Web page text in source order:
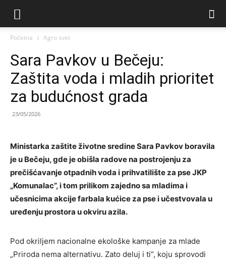
Početna Agro svet
Sara Pavkov u Bečeju:
Zaštita voda i mladih prioritet
za budućnost grada
23/05/2026
Ministarka zaštite životne sredine Sara Pavkov boravila
je u Bečeju, gde je obišla radove na postrojenju za
prečišćavanje otpadnih voda i prihvatilište za pse JKP
„Komunalac“, i tom prilikom zajedno sa mladima i
učesnicima akcije farbala kućice za pse i učestvovala u
uređenju prostora u okviru azila.
Pod okriljem nacionalne ekološke kampanje za mlade
„Priroda nema alternativu. Zato deluj i ti“, koju sprovodi